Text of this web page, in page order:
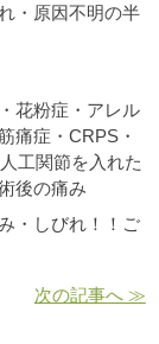
・原因不明の半
花粉症・アレル
痛症・CRPS・
工関節を入れた
後の痛み
・しびれ！！ご
次の記事へ ≫